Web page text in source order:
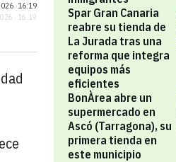
Spar Gran Canaria
reabre su tienda de
La Jurada tras una
reforma que integra
equipos más
eficientes
BonÀrea abre un
supermercado en
Ascó (Tarragona), su
primera tienda en
este municipio
·16:19
· 16:19